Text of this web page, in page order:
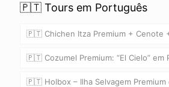
🇵🇹 Tours em Português
🇵🇹 Chichen Itza Premium + Cenote
🇵🇹 Cozumel Premium: “El Cielo” em
🇵🇹 Holbox – Ilha Selvagem Premium